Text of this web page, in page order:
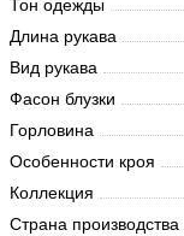
Длина рукава
Вид рукава
Фасон блузки
Горловина
Особенности кроя
Коллекция
Страна производства